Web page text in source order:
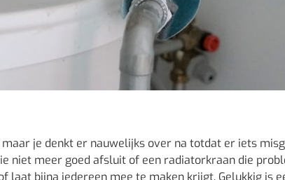
je denkt er nauwelijks over na totdat er iets
niet meer goed afsluit of een radiatorkraan die
bijna iedereen mee te maken krijgt. Gelukkig is